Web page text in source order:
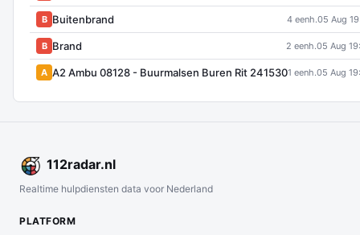
B Buitenbrand 4 eenh.05 Aug
B Brand 2 eenh.05 Aug
A A2 Ambu 08128 - Buurmalsen Buren Rit 2415301 eenh.05 Aug
112radar.nl
Realtime hulpdiensten data voor Nederland
PLATFORM